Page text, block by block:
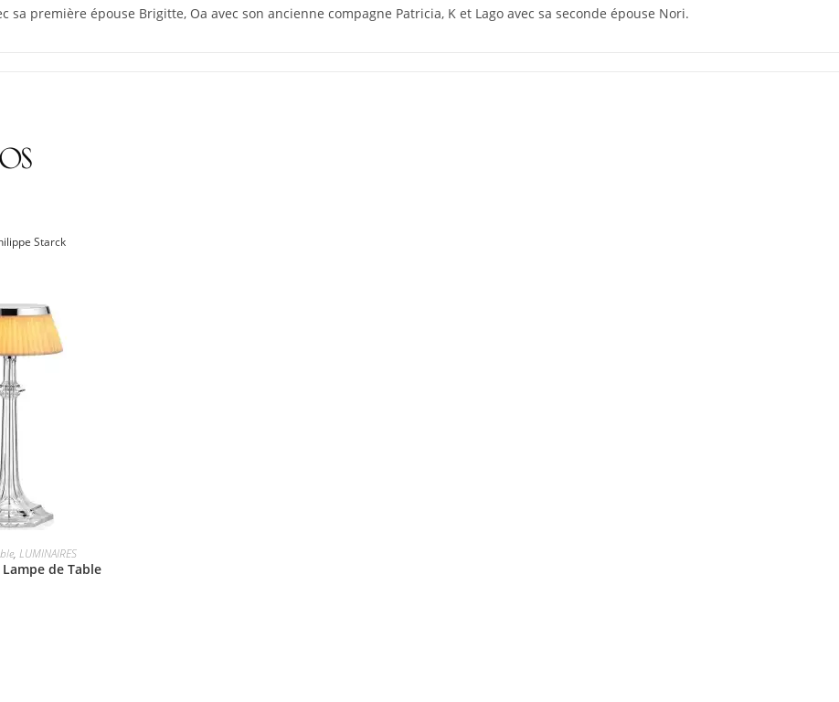
sa première épouse Brigitte, Oa avec son ancienne compagne Patricia, K et Lago avec sa seconde épouse Nori.
Starck
, LUMINAIRES
Lampe de Table